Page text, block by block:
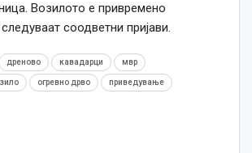
Возилото е привремено
соодветни пријави.
дреново кавадарци мвр
огревно дрво приведување